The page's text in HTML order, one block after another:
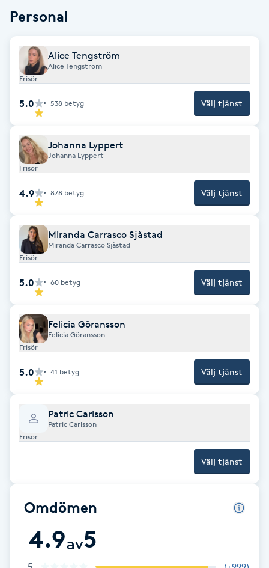
Face framing
Faceliftmassage
Fet hårbotten
Fettreducering
Fibromassage
Fillers
Fotmassage
Fotsvamp
Fotvård
Fransar
Fransborttagning
Fransfärgning
Fransförlängning
Fransförlängning Megavolym
Fransförlängning Volym
Personal
Alice Tengström
Alice Tengström
Frisör
5.0 538 betyg Välj tjänst
Johanna Lyppert
Johanna Lyppert
Frisör
4.9 878 betyg Välj tjänst
Miranda Carrasco Sjåstad
Miranda Carrasco Sjåstad
Frisör
5.0 60 betyg Välj tjänst
Felicia Göransson
Felicia Göransson
Frisör
5.0 41 betyg Välj tjänst
Patric Carlsson
Patric Carlsson
Frisör
Välj tjänst
Omdömen
4.9av5